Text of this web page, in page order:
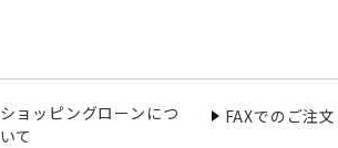
ショッピングローンにつ
いて
FAXでのご注